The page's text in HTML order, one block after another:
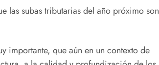
las subas tributarias del año próximo son
importante, que aún en un contexto de